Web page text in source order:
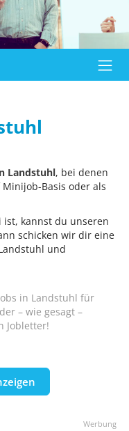
Landstuhl, bei denen
Basis oder als
ist, kannst du unseren
schicken wir dir eine
und
in Landstuhl für
– wie gesagt –
Jobletter!